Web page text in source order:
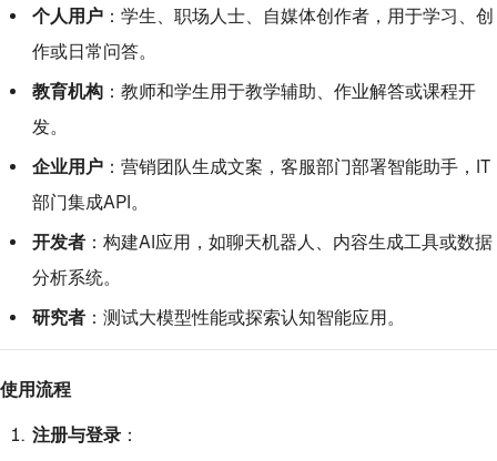
个人用户：学生、职场人士、自媒体创作者，用于学习、创
作或日常问答。
教育机构：教师和学生用于教学辅助、作业解答或课程开
发。
企业用户：营销团队生成文案，客服部门部署智能助手，IT
部门集成API。
开发者：构建AI应用，如聊天机器人、内容生成工具或数据
分析系统。
研究者：测试大模型性能或探索认知智能应用。
使用流程
注册与登录：